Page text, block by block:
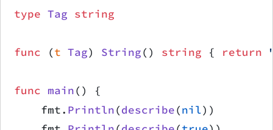
type Tag string
func (t Tag) String() string { return
func main() {
    fmt.
Println(describe(nil))